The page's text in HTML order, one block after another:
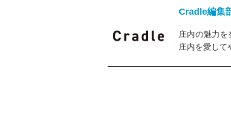
Cradle編集
庄内の魅力
庄内を愛して